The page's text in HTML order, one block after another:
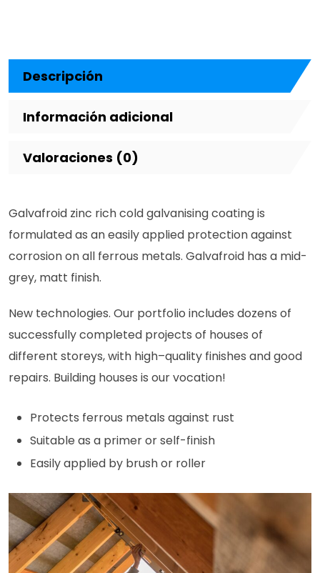
Descripción
Información adicional
Valoraciones (0)
Galvafroid zinc rich cold galvanising coating is
formulated as an easily applied protection against
corrosion on all ferrous metals. Galvafroid has a mid-
grey, matt finish.
New technologies. Our portfolio includes dozens of
successfully completed projects of houses of
different storeys, with high–quality finishes and good
repairs. Building houses is our vocation!
Protects ferrous metals against rust
Suitable as a primer or self-finish
Easily applied by brush or roller